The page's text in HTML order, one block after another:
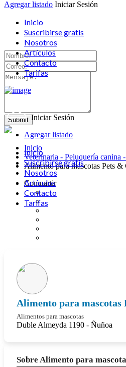
Agregar listado Iniciar Sesión
Inicio
Suscribirse gratis
Nosotros
Artículos
Contacto
Tarifas
Iniciar Sesión
Agregar listado
Inicio
Suscribirse gratis
Nosotros
Artículos
Contacto
Tarifas
Inicio
Veterinaria - Peluquería canina
Alimento para mascotas Pets &
Compartir
Alimento para mascotas
Alimentos para mascotas
Duble Almeyda 1190 - Ñuñoa
Sobre Alimento para